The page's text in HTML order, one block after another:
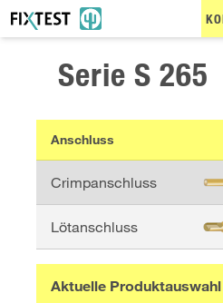
Serie S 265
Anschluss
Crimpanschluss
Lötanschluss
Aktuelle Produktauswahl